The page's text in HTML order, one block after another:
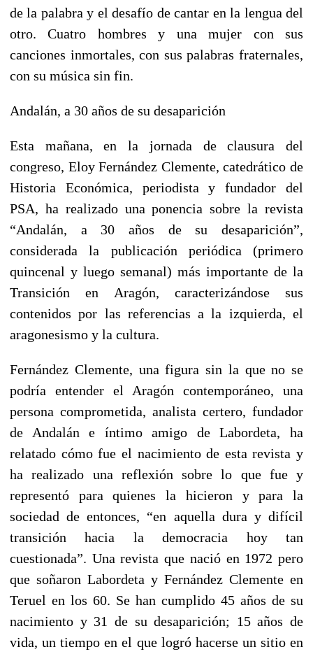
de la palabra y el desafío de cantar en la lengua del
otro. Cuatro hombres y una mujer con sus
canciones inmortales, con sus palabras fraternales,
con su música sin fin.
Andalán, a 30 años de su desaparición
Esta mañana, en la jornada de clausura del
congreso, Eloy Fernández Clemente, catedrático de
Historia Económica, periodista y fundador del
PSA, ha realizado una ponencia sobre la revista
“Andalán, a 30 años de su desaparición”,
considerada la publicación periódica (primero
quincenal y luego semanal) más importante de la
Transición en Aragón, caracterizándose sus
contenidos por las referencias a la izquierda, el
aragonesismo y la cultura.
Fernández Clemente, una figura sin la que no se
podría entender el Aragón contemporáneo, una
persona comprometida, analista certero, fundador
de Andalán e íntimo amigo de Labordeta, ha
relatado cómo fue el nacimiento de esta revista y
ha realizado una reflexión sobre lo que fue y
representó para quienes la hicieron y para la
sociedad de entonces, “en aquella dura y difícil
transición hacia la democracia hoy tan
cuestionada”. Una revista que nació en 1972 pero
que soñaron Labordeta y Fernández Clemente en
Teruel en los 60. Se han cumplido 45 años de su
nacimiento y 31 de su desaparición; 15 años de
vida, un tiempo en el que logró hacerse un sitio en